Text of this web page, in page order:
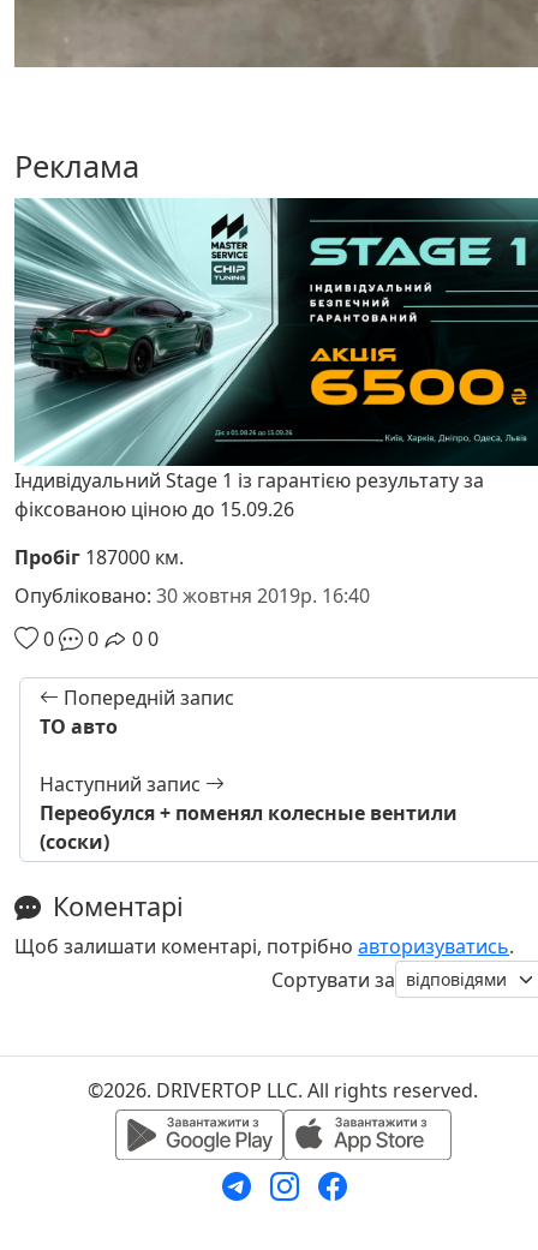
Реклама
Індивідуальний Stage 1 із гарантією результату за
фіксованою ціною до 15.09.26
Пробіг 187000 км.
Опубліковано: 30 жовтня 2019р. 16:40
0
0 00
Попередній запис
ТО авто
Наступний запис
Переобулся + поменял колесные вентили
(соски)
Коментарі
Щоб залишати коментарі, потрібно авторизуватись.
Сортувати за
©2026. DRIVERTOP LLC. All rights reserved.